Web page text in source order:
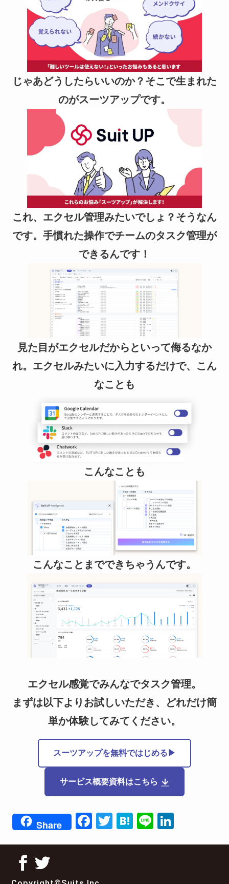
じゃあどうしたらいいのか？そこで生まれた
のがスーツアップです。
これ、エクセル管理みたいでしょ？そうなん
です。手慣れた操作でチームのタスク管理が
できるんです！
見た目がエクセルだからといって侮るなか
れ。エクセルみたいに入力するだけで、こん
なことも
こんなことも
こんなことまでできちゃうんです。
エクセル感覚でみんなでタスク管理。
まずは以下よりお試しいただき、どれだけ簡
単か体験してみてください。
スーツアップを無料ではじめる▶
サービス概要資料はこちら
Share
F
T
H
Li